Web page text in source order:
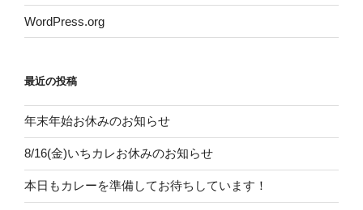
WordPress.org
最近の投稿
年末年始お休みのお知らせ
8/16(金)いちカレお休みのお知らせ
本日もカレーを準備してお待ちしています！